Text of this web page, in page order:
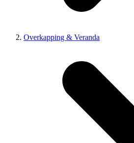
Overkapping & Veranda